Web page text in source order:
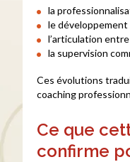
la
le
l’articulation
la supervision
Ces évolutions
coaching
Ce que
confirme